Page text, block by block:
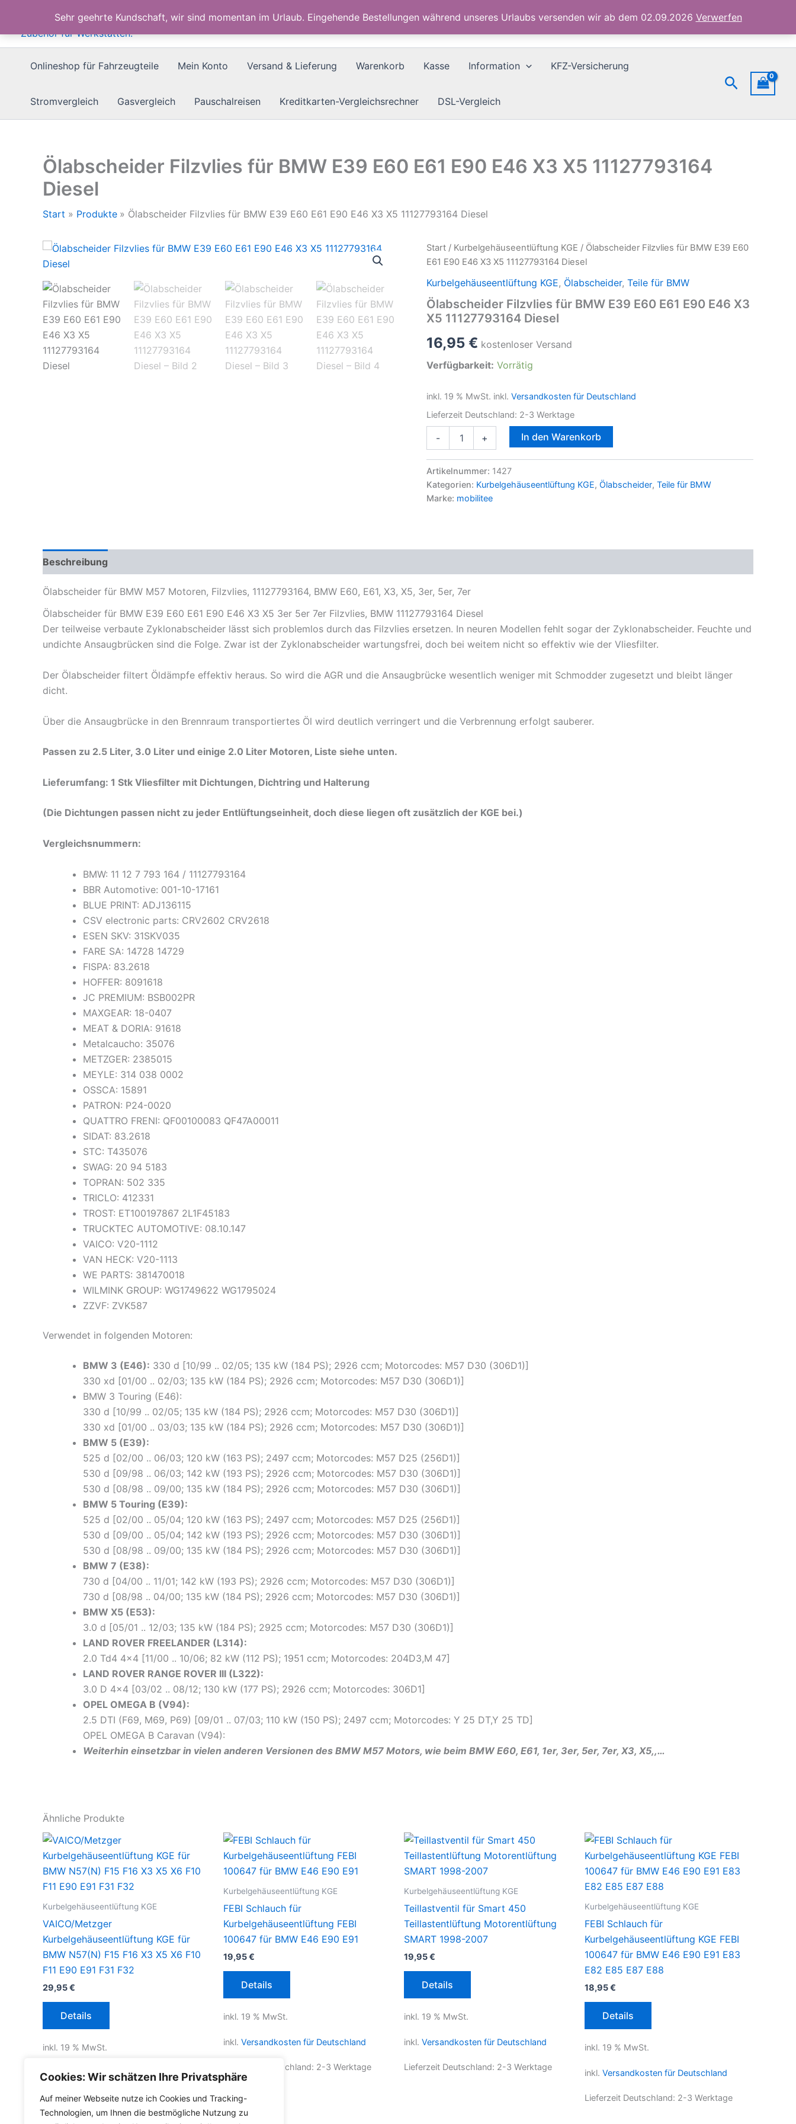
Cookies: Wir schätzen Ihre Privatsphäre
Auf meiner Webseite nutze ich Cookies und Tracking-
Technologien, um Ihnen die bestmögliche Nutzung zu
Sehr geehrte Kundschaft, wir sind momentan im Urlaub. Eingehende Bestellungen während unseres Urlaubs versenden wir ab dem 02.09.2026 Verwerfen
springen
Onlineshop für Fahrzeugteile Mein Konto Versand & Lieferung Warenkorb Kasse Information KFZ-Versicherung
Stromvergleich Gasvergleich Pauschalreisen Kreditkarten-Vergleichsrechner DSL-Vergleich
Suchen
Ölabscheider Filzvlies für BMW E39 E60 E61 E90 E46 X3 X5 11127793164
Diesel
Start Produkte Ölabscheider Filzvlies für BMW E39 E60 E61 E90 E46 X3 X5 11127793164 Diesel
Start / Kurbelgehäuseentlüftung KGE / Ölabscheider Filzvlies für BMW E39 E60
E61 E90 E46 X3 X5 11127793164 Diesel
Kurbelgehäuseentlüftung KGE, Ölabscheider, Teile für BMW
Ölabscheider Filzvlies für BMW E39 E60 E61 E90 E46 X3
X5 11127793164 Diesel
16,95 € kostenloser Versand
Verfügbarkeit: Vorrätig
inkl. 19 % MwSt. inkl. Versandkosten für Deutschland
Lieferzeit Deutschland: 2-3 Werktage
-
BMW
E60
E61
X5
Diesel
+ In den Warenkorb
Artikelnummer: 1427
Kategorien: Kurbelgehäuseentlüftung KGE, Ölabscheider, Teile für BMW
Marke: mobilitee
Beschreibung
Ölabscheider für BMW M57 Motoren, Filzvlies, 11127793164, BMW E60, E61, X3, X5, 3er, 5er, 7er
Ölabscheider für BMW E39 E60 E61 E90 E46 X3 X5 3er 5er 7er Filzvlies, BMW 11127793164 Diesel
Der teilweise verbaute Zyklonabscheider lässt sich problemlos durch das Filzvlies ersetzen. In neuren Modellen fehlt sogar der Zyklonabscheider. Feuchte und
undichte Ansaugbrücken sind die Folge. Zwar ist der Zyklonabscheider wartungsfrei, doch bei weitem nicht so effektiv wie der Vliesfilter.
Der Ölabscheider filtert Öldämpfe effektiv heraus. So wird die AGR und die Ansaugbrücke wesentlich weniger mit Schmodder zugesetzt und bleibt länger
dicht.
Über die Ansaugbrücke in den Brennraum transportiertes Öl wird deutlich verringert und die Verbrennung erfolgt sauberer.
Passen zu 2.5 Liter, 3.0 Liter und einige 2.0 Liter Motoren, Liste siehe unten.
Lieferumfang: 1 Stk Vliesfilter mit Dichtungen, Dichtring und Halterung
(Die Dichtungen passen nicht zu jeder Entlüftungseinheit, doch diese liegen oft zusätzlich der KGE bei.)
Vergleichsnummern:
BMW: 11 12 7 793 164 / 11127793164
BBR Automotive: 001-10-17161
BLUE PRINT: ADJ136115
CSV electronic parts: CRV2602 CRV2618
ESEN SKV: 31SKV035
FARE SA: 14728 14729
FISPA: 83.2618
HOFFER: 8091618
JC PREMIUM: BSB002PR
MAXGEAR: 18-0407
MEAT & DORIA: 91618
Metalcaucho: 35076
METZGER: 2385015
MEYLE: 314 038 0002
OSSCA: 15891
PATRON: P24-0020
QUATTRO FRENI: QF00100083 QF47A00011
SIDAT: 83.2618
STC: T435076
SWAG: 20 94 5183
TOPRAN: 502 335
TRICLO: 412331
TROST: ET100197867 2L1F45183
TRUCKTEC AUTOMOTIVE: 08.10.147
VAICO: V20-1112
VAN HECK: V20-1113
WE PARTS: 381470018
WILMINK GROUP: WG1749622 WG1795024
ZZVF: ZVK587
Verwendet in folgenden Motoren:
BMW 3 (E46): 330 d [10/99 .. 02/05; 135 kW (184 PS); 2926 ccm; Motorcodes: M57 D30 (306D1)]
330 xd [01/00 .. 02/03; 135 kW (184 PS); 2926 ccm; Motorcodes: M57 D30 (306D1)]
BMW 3 Touring (E46):
330 d [10/99 .. 02/05; 135 kW (184 PS); 2926 ccm; Motorcodes: M57 D30 (306D1)]
330 xd [01/00 .. 03/03; 135 kW (184 PS); 2926 ccm; Motorcodes: M57 D30 (306D1)]
BMW 5 (E39):
525 d [02/00 .. 06/03; 120 kW (163 PS); 2497 ccm; Motorcodes: M57 D25 (256D1)]
530 d [09/98 .. 06/03; 142 kW (193 PS); 2926 ccm; Motorcodes: M57 D30 (306D1)]
530 d [08/98 .. 09/00; 135 kW (184 PS); 2926 ccm; Motorcodes: M57 D30 (306D1)]
BMW 5 Touring (E39):
525 d [02/00 .. 05/04; 120 kW (163 PS); 2497 ccm; Motorcodes: M57 D25 (256D1)]
530 d [09/00 .. 05/04; 142 kW (193 PS); 2926 ccm; Motorcodes: M57 D30 (306D1)]
530 d [08/98 .. 09/00; 135 kW (184 PS); 2926 ccm; Motorcodes: M57 D30 (306D1)]
BMW 7 (E38):
730 d [04/00 .. 11/01; 142 kW (193 PS); 2926 ccm; Motorcodes: M57 D30 (306D1)]
730 d [08/98 .. 04/00; 135 kW (184 PS); 2926 ccm; Motorcodes: M57 D30 (306D1)]
BMW X5 (E53):
3.0 d [05/01 .. 12/03; 135 kW (184 PS); 2925 ccm; Motorcodes: M57 D30 (306D1)]
LAND ROVER FREELANDER (L314):
2.0 Td4 4×4 [11/00 .. 10/06; 82 kW (112 PS); 1951 ccm; Motorcodes: 204D3,M 47]
LAND ROVER RANGE ROVER III (L322):
3.0 D 4×4 [03/02 .. 08/12; 130 kW (177 PS); 2926 ccm; Motorcodes: 306D1]
OPEL OMEGA B (V94):
2.5 DTI (F69, M69, P69) [09/01 .. 07/03; 110 kW (150 PS); 2497 ccm; Motorcodes: Y 25 DT,Y 25 TD]
OPEL OMEGA B Caravan (V94):
Weiterhin einsetzbar in vielen anderen Versionen des BMW M57 Motors, wie beim BMW E60, E61, 1er, 3er, 5er, 7er, X3, X5,,…
Ähnliche Produkte
Kurbelgehäuseentlüftung KGE
VAICO/Metzger
Kurbelgehäuseentlüftung KGE für
BMW N57(N) F15 F16 X3 X5 X6 F10
F11 E90 E91 F31 F32
29,95€
Details
inkl. 19 % MwSt.
inkl. Versandkosten für Deutschland
Lieferzeit Deutschland:2-3 Werktage
Kurbelgehäuseentlüftung KGE
FEBI Schlauch für
Kurbelgehäuseentlüftung FEBI
100647 für BMW E46 E90 E91
19,95€
Details
inkl. 19 % MwSt.
inkl. Versandkosten für Deutschland
Lieferzeit Deutschland: 2-3 Werktage
Kurbelgehäuseentlüftung KGE
Teillastventil für Smart 450
Teillastentlüftung Motorentlüftung
SMART 1998-2007
19,95€
Details
inkl. 19 % MwSt.
inkl. Versandkosten für Deutschland
Lieferzeit Deutschland: 2-3 Werktage
Kurbelgehäuseentlüftung KGE
FEBI Schlauch für
Kurbelgehäuseentlüftung KGE FEBI
100647 für BMW E46 E90 E91 E83
E82 E85 E87 E88
18,95€
Details
inkl. 19 % MwSt.
inkl. Versandkosten für Deutschland
Lieferzeit Deutschland: 2-3 Werktage
E61
E90
E46
X3
11127793164